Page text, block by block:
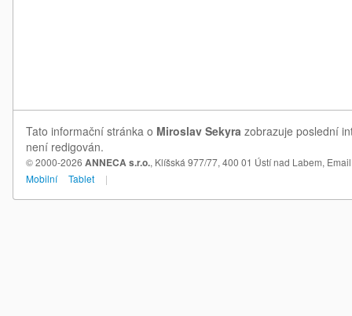
Tato informační stránka o Miroslav Sekyra zobrazuje poslední
není redigován.
© 2000-2026 ANNECA s.r.o., Klíšská 977/77, 400 01 Ústí nad Labem,
Mobilní
Tablet |